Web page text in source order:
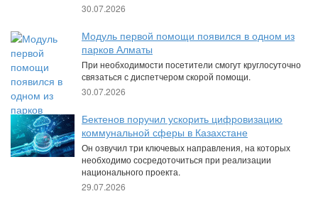
30.07.2026
Модуль первой помощи появился в одном из
парков Алматы
При необходимости посетители смогут круглосуточно
связаться с диспетчером скорой помощи.
30.07.2026
Бектенов поручил ускорить цифровизацию
коммунальной сферы в Казахстане
Он озвучил три ключевых направления, на которых
необходимо сосредоточиться при реализации
национального проекта.
29.07.2026